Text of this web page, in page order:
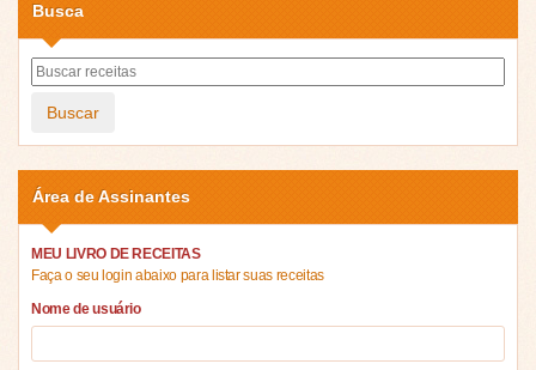
Busca
Buscar
Área de Assinantes
MEU LIVRO DE RECEITAS
Faça o seu login abaixo para listar suas receitas
Nome de usuário